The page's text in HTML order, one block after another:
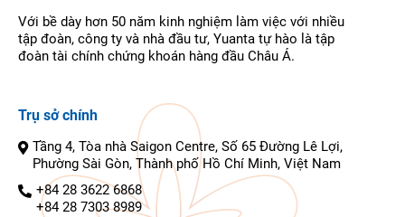
Với bề dày hơn 50 năm kinh nghiệm làm việc với nhiều
tập đoàn, công ty và nhà đầu tư, Yuanta tự hào là tập
đoàn tài chính chứng khoán hàng đầu Châu Á.
Trụ sở chính
Tầng 4, Tòa nhà Saigon Centre, Số 65 Đường Lê Lợi,
Phường Sài Gòn, Thành phố Hồ Chí Minh, Việt Nam
+84 28 3622 6868
+84 28 7303 8989